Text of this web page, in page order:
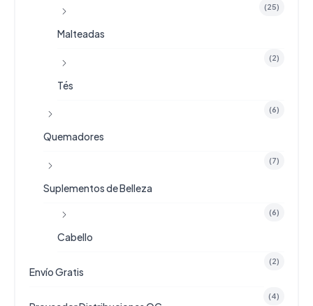
(25)
Malteadas
(2)
Tés
(6)
Quemadores
(7)
Suplementos de Belleza
(6)
Cabello
(2)
Envío Gratis
(4)